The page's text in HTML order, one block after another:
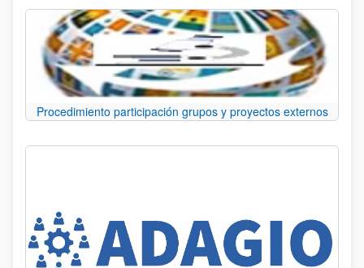
Procedimiento participación grupos y proyectos externos